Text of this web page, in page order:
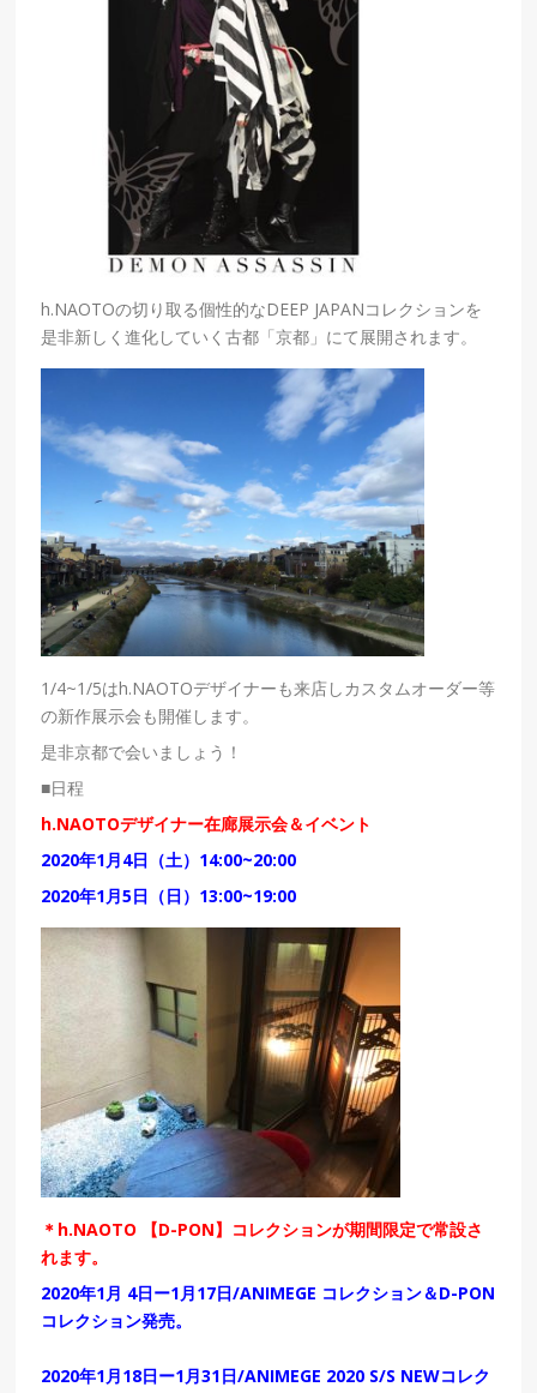
h.NAOTOの切り取る個性的なDEEP JAPANコレクションを
是非新しく進化していく古都「京都」にて展開されます。
1/4~1/5はh.NAOTOデザイナーも来店しカスタムオーダー等
の新作展示会も開催します。
是非京都で会いましょう！
■日程
h.NAOTOデザイナー在廊展示会＆イベント
2020年1月4日（土）14:00~20:00
2020年1月5日（日）13:00~19:00
＊h.NAOTO 【D-PON】コレクションが期間限定で常設さ
れます。
2020年1月 4日ー1月17日/ANIMEGE コレクション＆D-PON
コレクション発売。
2020年1月18日ー1月31日/ANIMEGE 2020 S/S NEWコレク